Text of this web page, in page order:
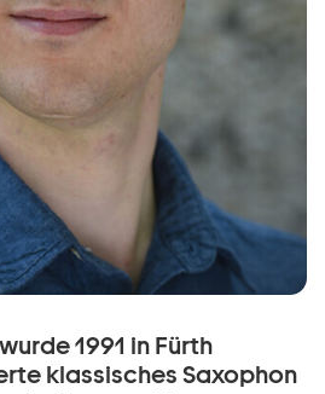
1991 in Fürth
klassisches Saxophon